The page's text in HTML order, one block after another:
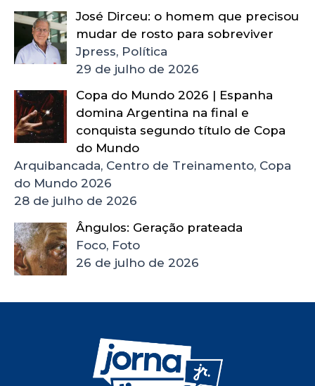
José Dirceu: o homem que precisou
mudar de rosto para sobreviver
Jpress, Política
29 de julho de 2026
Copa do Mundo 2026 | Espanha
domina Argentina na final e
conquista segundo título de Copa
do Mundo
Arquibancada, Centro de Treinamento, Copa
do Mundo 2026
28 de julho de 2026
Ângulos: Geração prateada
Foco, Foto
26 de julho de 2026